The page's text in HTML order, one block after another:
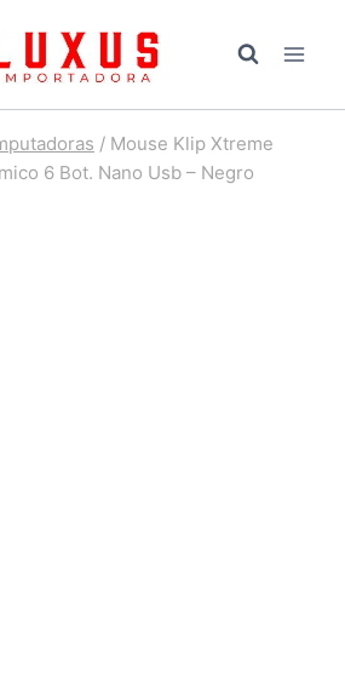
/ Mouse Klip Xtreme
6 Bot. Nano Usb – Negro